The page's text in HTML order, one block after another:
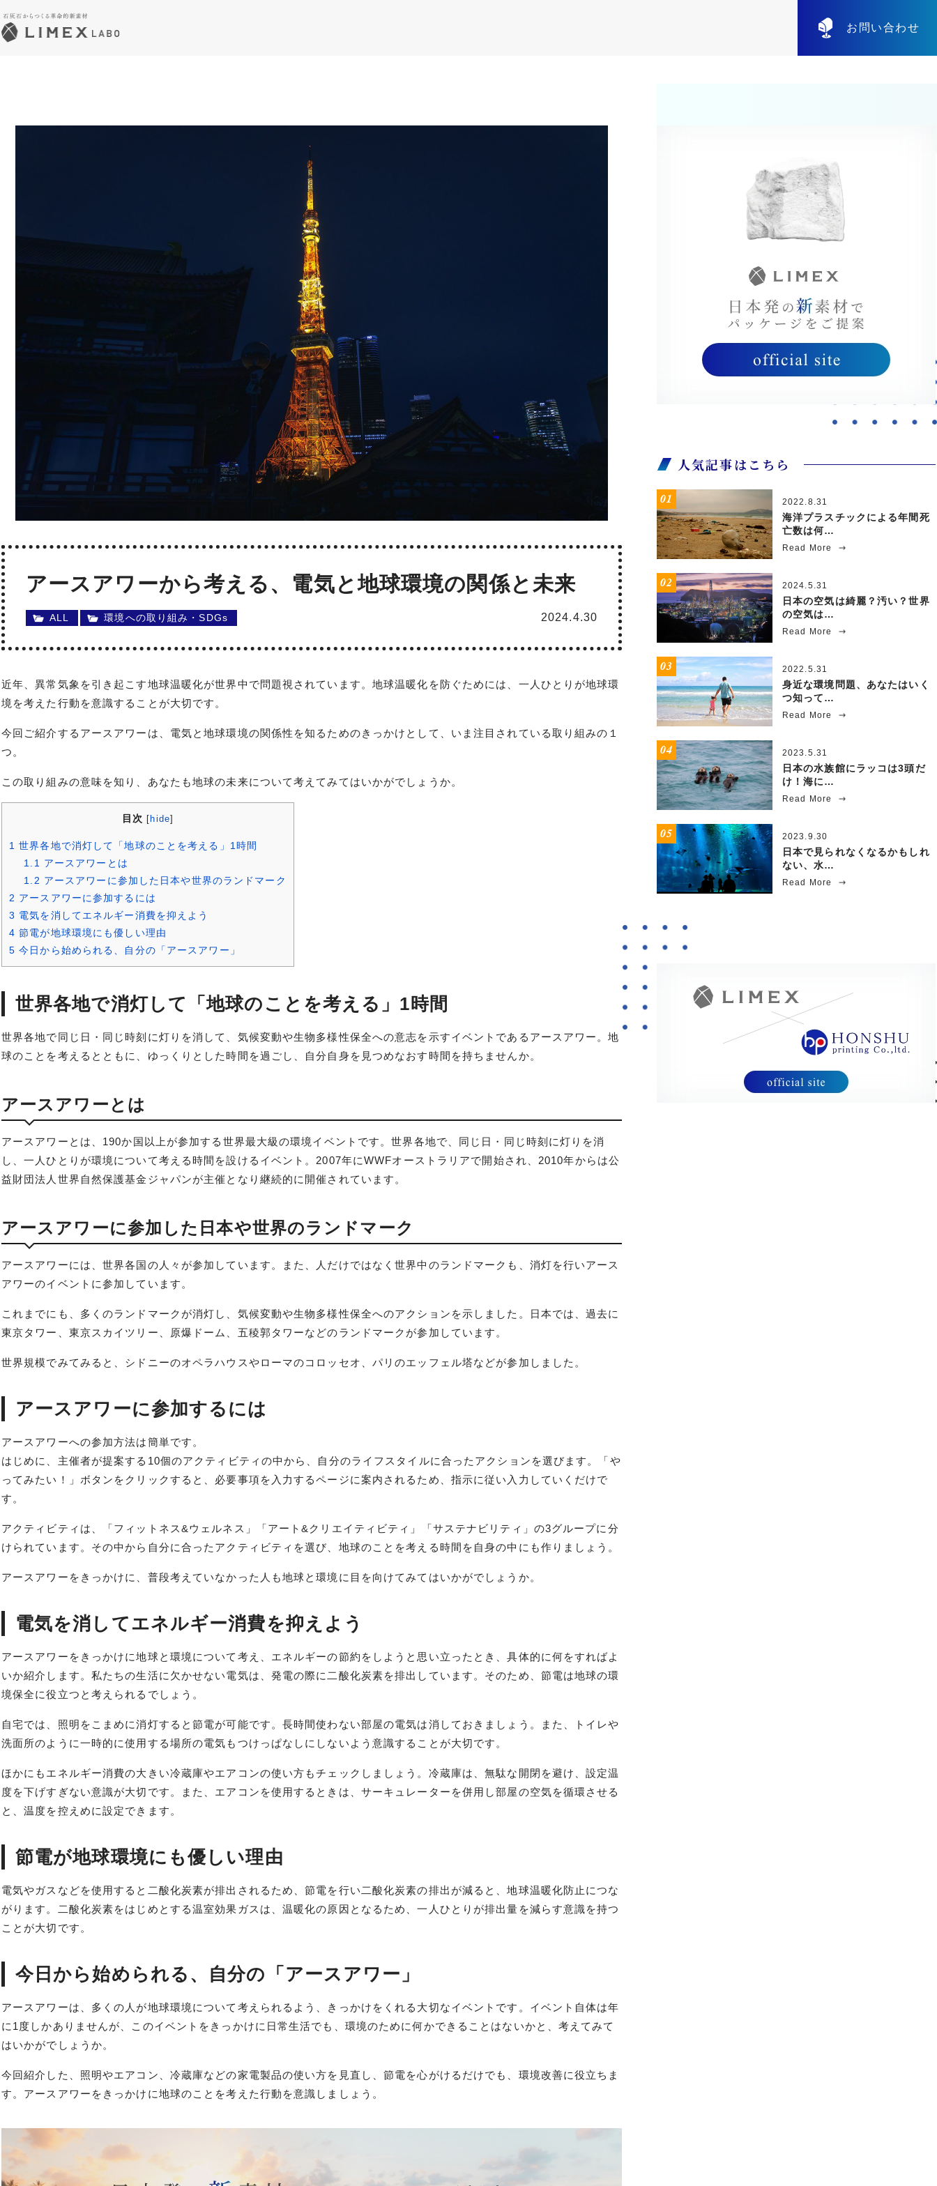
お問い合わせ
アースアワーから考える、電気と地球環境の関係と未来
ALL 環境への取り組み・SDGs 2024.4.30
近年、異常気象を引き起こす地球温暖化が世界中で問題視されています。地球温暖化を防ぐためには、一人ひとりが地球環
境を考えた行動を意識することが大切です。
今回ご紹介するアースアワーは、電気と地球環境の関係性を知るためのきっかけとして、いま注目されている取り組みの１
つ。
この取り組みの意味を知り、あなたも地球の未来について考えてみてはいかがでしょうか。
目次 [hide]
1 世界各地で消灯して「地球のことを考える」1時間
1.1
アースアワーとは
1.2 アースアワーに参加した日本や世界のランドマーク
2 アースアワーに参加するには
3 電気を消してエネルギー消費を抑えよう
4 節電が地球環境にも優しい理由
5 今日から始められる、自分の「アースアワー」
世界各地で消灯して「地球のことを考える」1時間
世界各地で同じ日・同じ時刻に灯りを消して、気候変動や生物多様性保全への意志を示すイベントであるアースアワー。地
球のことを考えるとともに、ゆっくりとした時間を過ごし、自分自身を見つめなおす時間を持ちませんか。
アースアワーとは
アースアワーとは、190か国以上が参加する世界最大級の環境イベントです。世界各地で、同じ日・同じ時刻に灯りを消
し、一人ひとりが環境について考える時間を設けるイベント。2007年にWWFオーストラリアで開始され、2010年からは公
益財団法人世界自然保護基金ジャパンが主催となり継続的に開催されています。
アースアワーに参加した日本や世界のランドマーク
アースアワーには、世界各国の人々が参加しています。また、人だけではなく世界中のランドマークも、消灯を行いアース
アワーのイベントに参加しています。
これまでにも、多くのランドマークが消灯し、気候変動や生物多様性保全へのアクションを示しました。日本では、過去に
東京タワー、東京スカイツリー、原爆ドーム、五稜郭タワーなどのランドマークが参加しています。
世界規模でみてみると、シドニーのオペラハウスやローマのコロッセオ、パリのエッフェル塔などが参加しました。
アースアワーに参加するには
アースアワーへの参加方法は簡単です。
はじめに、主催者が提案する10個のアクティビティの中から、自分のライフスタイルに合ったアクションを選びます。「や
ってみたい！」ボタンをクリックすると、必要事項を入力するページに案内されるため、指示に従い入力していくだけで
す。
アクティビティは、「フィットネス&ウェルネス」「アート&クリエイティビティ」「サステナビリティ」の3グループに分
けられています。その中から自分に合ったアクティビティを選び、地球のことを考える時間を自身の中にも作りましょう。
アースアワーをきっかけに、普段考えていなかった人も地球と環境に目を向けてみてはいかがでしょうか。
電気を消してエネルギー消費を抑えよう
アースアワーをきっかけに地球と環境について考え、エネルギーの節約をしようと思い立ったとき、具体的に何をすればよ
いか紹介します。私たちの生活に欠かせない電気は、発電の際に二酸化炭素を排出しています。そのため、節電は地球の環
境保全に役立つと考えられるでしょう。
自宅では、照明をこまめに消灯すると節電が可能です。長時間使わない部屋の電気は消しておきましょう。また、トイレや
洗面所のように一時的に使用する場所の電気もつけっぱなしにしないよう意識することが大切です。
ほかにもエネルギー消費の大きい冷蔵庫やエアコンの使い方もチェックしましょう。冷蔵庫は、無駄な開閉を避け、設定温
度を下げすぎない意識が大切です。また、エアコンを使用するときは、サーキュレーターを併用し部屋の空気を循環させる
と、温度を控えめに設定できます。
節電が地球環境にも優しい理由
電気やガスなどを使用すると二酸化炭素が排出されるため、節電を行い二酸化炭素の排出が減ると、地球温暖化防止につな
がります。二酸化炭素をはじめとする温室効果ガスは、温暖化の原因となるため、一人ひとりが排出量を減らす意識を持つ
ことが大切です。
今日から始められる、自分の「アースアワー」
アースアワーは、多くの人が地球環境について考えられるよう、きっかけをくれる大切なイベントです。イベント自体は年
に1度しかありませんが、このイベントをきっかけに日常生活でも、環境のために何かできることはないかと、考えてみて
はいかがでしょうか。
今回紹介した、照明やエアコン、冷蔵庫などの家電製品の使い方を見直し、節電を心がけるだけでも、環境改善に役立ちま
す。アースアワーをきっかけに地球のことを考えた行動を意識しましょう。
人気記事はこちら
2022.8.31
海洋プラスチックによる年間死
亡数は何…
Read More
2024.5.31
日本の空気は綺麗？汚い？世界
の空気は…
Read More
2022.5.31
身近な環境問題、あなたはいく
つ知って…
Read More
2023.5.31
日本の水族館にラッコは3頭だ
け！海に…
Read More
2023.9.30
日本で見られなくなるかもしれ
ない、水…
Read More